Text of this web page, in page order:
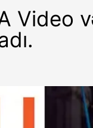
Video